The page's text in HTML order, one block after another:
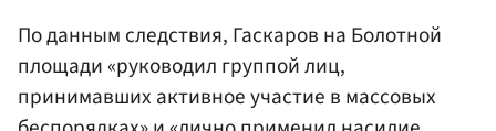
По данным следствия, Гаскаров на Болотной
площади «руководил группой лиц,
принимавших активное участие в массовых